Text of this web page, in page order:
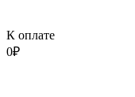
К оплате
0₽